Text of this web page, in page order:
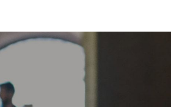
الرئيسيـة
عن الجامعة